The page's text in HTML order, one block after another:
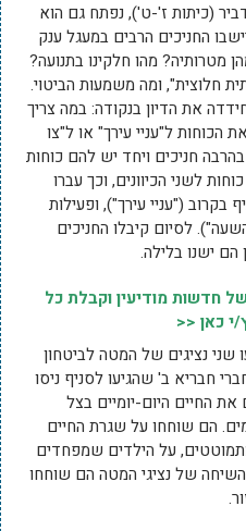
(כיתות ז'-ט'), נפתח גם הוא
החניכים הרבים במעגל ענק
מטרותיה? מהו חלקינו בתנועה?
חלוצית", ומה משמעות הביטוי.
את הדיון בנקודה: במה צריך
ל"עניי עירך" או ל"צו
חניכים ויחד יש להם כוחות
לשני הכיוונים, וכך עברו
("עניי עירך"), ופעילות
לסיום קיבלו החניכים
ישנו בלילה.
חדשות מודיעין וקבלת כל
י כאן <<
כ"א אדר א' (27/2) הגיעו שני נציגים של המטה לביטחון
חבריא ב' שהגיעו לסניף ניסו
החיים היום-יומיים בצל
הם שוחחו על שגרת החיים
על הילדים שמפחדים
של נציגי המטה הם שוחחו